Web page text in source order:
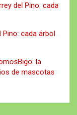
del Pino: cada
cada árbol
la
de mascotas